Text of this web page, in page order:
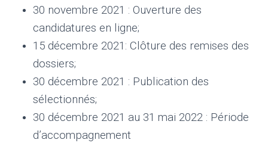
30 novembre 2021 : Ouverture des
candidatures en ligne;
15 décembre 2021: Clôture des remises des
dossiers;
30 décembre 2021 : Publication des
sélectionnés;
30 décembre 2021 au 31 mai 2022 : Période
d’accompagnement